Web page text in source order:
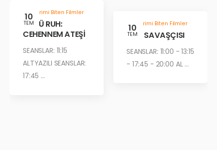
10
TEM
Gösterimi Biten Filmler
KÖTÜ RUH:
CEHENNEM ATEŞİ
SEANSLAR: 11:15
ALTYAZILI SEANSLAR:
17:45 ...
10
TEM
Gösterimi Biten Filmler
ÇÖL SAVAŞÇISI
SEANSLAR: 11:00 - 13:15
- 17:45 - 20:00 AL ...